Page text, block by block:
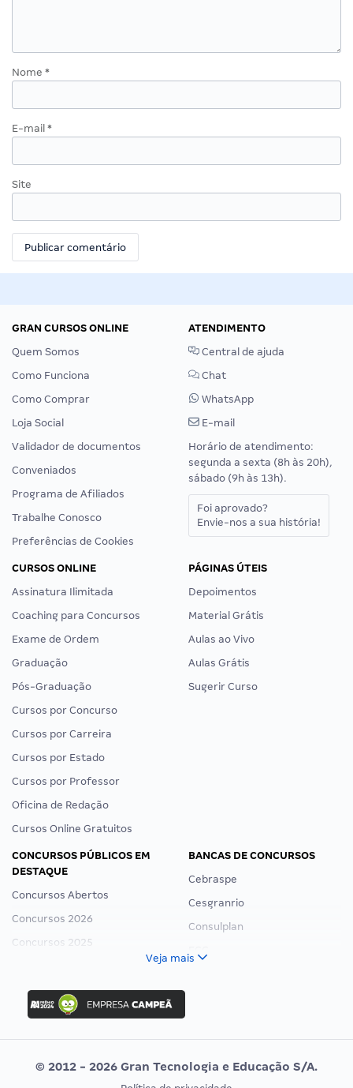
Nome *
E-mail *
Site
GRAN CURSOS ONLINE
Quem Somos
Como Funciona
Como Comprar
Loja Social
Validador de documentos
Conveniados
Programa de Afiliados
Trabalhe Conosco
Preferências de Cookies
ATENDIMENTO
Central de ajuda
Chat
WhatsApp
E-mail
Horário de atendimento:
segunda a sexta (8h às 20h),
sábado (9h às 13h).
Foi aprovado?
Envie-nos a sua história!
CURSOS ONLINE
Assinatura Ilimitada
Coaching para Concursos
Exame de Ordem
Graduação
Pós-Graduação
Cursos por Concurso
Cursos por Carreira
Cursos por Estado
Cursos por Professor
Oficina de Redação
Cursos Online Gratuitos
PÁGINAS ÚTEIS
Depoimentos
Material Grátis
Aulas ao Vivo
Aulas Grátis
Sugerir Curso
CONCURSOS PÚBLICOS EM
DESTAQUE
Concursos Abertos
Concursos 2026
Concursos 2025
Concurso Nacional Unificado
Concurso Ibama
Concurso MPU
Editais publicados
BANCAS DE CONCURSOS
Cebraspe
Cesgranrio
Consulplan
Vunesp
Veja mais
© 2012 - 2026 Gran Tecnologia e Educação S/A.